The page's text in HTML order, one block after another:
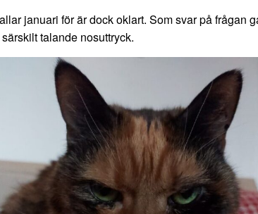
januari för är dock oklart. Som svar på frågan
talande nosuttryck.